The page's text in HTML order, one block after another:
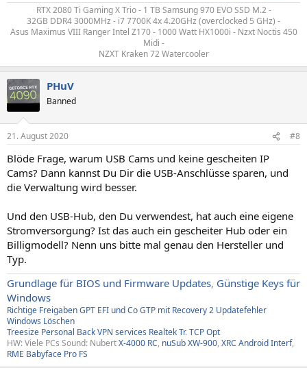
RTX 2080 Ti Gaming X Trio - 1 TB Samsung 970 EVO SSD M.2 -
32GB DDR4 3000MHz - i7 7700K 4x 4.20GHz (overclocked 5 GHz) -
Asus Maximus VIII Ranger Intel Z170 - 1000 Watt HX1000i - Nzxt Noctis 450
Midi -
NZXT Kraken 72 Watercooler​
PHuV
Banned
21. August 2020 #8
Blöde Frage, warum USB Cams und keine gescheiten IP
Cams? Dann kannst Du Dir die USB-Anschlüsse sparen, und
die Verwaltung wird besser.
Und den USB-Hub, den Du verwendest, hat auch eine eigene
Stromversorgung? Ist das auch ein gescheiter Hub oder ein
Billigmodell? Nenn uns bitte mal genau den Hersteller und
Typ.
Grundlage für BIOS und Firmware Updates, Günstige Keys für
Windows
Richtige FreigabenGPT EFI und CoGTP mit Recovery2 Updatefehler
Windows Löschen
Treesize Personal BackVPN services Realtek Tr.TCP Opt
HW: Viele PCs Sound: NubertX-4000 RC, nuSub XW-900, XRC Android Interf,
RME Babyface Pro FS